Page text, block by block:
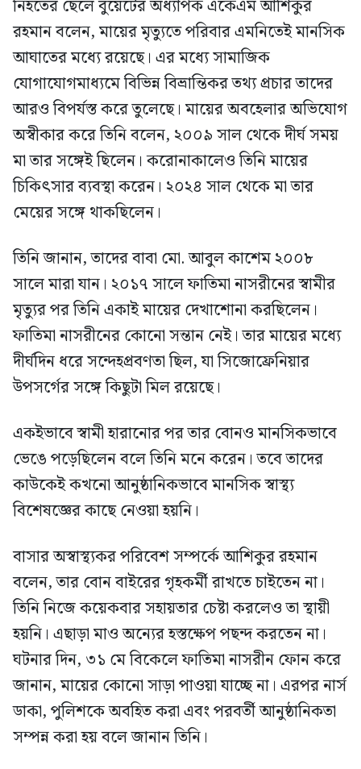
নিহতের ছেলে বুয়েটের অধ্যাপক একেএম আশিকুর
রহমান বলেন, মায়ের মৃত্যুতে পরিবার এমনিতেই মানসিক
আঘাতের মধ্যে রয়েছে। এর মধ্যে সামাজিক
যোগাযোগমাধ্যমে বিভিন্ন বিভ্রান্তিকর তথ্য প্রচার তাদের
আরও বিপর্যস্ত করে তুলেছে। মায়ের অবহেলার অভিযোগ
অস্বীকার করে তিনি বলেন, ২০০৯ সাল থেকে দীর্ঘ সময়
মা তার সঙ্গেই ছিলেন। করোনাকালেও তিনি মায়ের
চিকিৎসার ব্যবস্থা করেন। ২০২৪ সাল থেকে মা তার
মেয়ের সঙ্গে থাকছিলেন।
তিনি জানান, তাদের বাবা মো. আবুল কাশেম ২০০৮
সালে মারা যান। ২০১৭ সালে ফাতিমা নাসরীনের স্বামীর
মৃত্যুর পর তিনি একাই মায়ের দেখাশোনা করছিলেন।
ফাতিমা নাসরীনের কোনো সন্তান নেই। তার মায়ের মধ্যে
দীর্ঘদিন ধরে সন্দেহপ্রবণতা ছিল, যা সিজোফ্রেনিয়ার
উপসর্গের সঙ্গে কিছুটা মিল রয়েছে।
একইভাবে স্বামী হারানোর পর তার বোনও মানসিকভাবে
ভেঙে পড়েছিলেন বলে তিনি মনে করেন। তবে তাদের
কাউকেই কখনো আনুষ্ঠানিকভাবে মানসিক স্বাস্থ্য
বিশেষজ্ঞের কাছে নেওয়া হয়নি।
বাসার অস্বাস্থ্যকর পরিবেশ সম্পর্কে আশিকুর রহমান
বলেন, তার বোন বাইরের গৃহকর্মী রাখতে চাইতেন না।
তিনি নিজে কয়েকবার সহায়তার চেষ্টা করলেও তা স্থায়ী
হয়নি। এছাড়া মাও অন্যের হস্তক্ষেপ পছন্দ করতেন না।
ঘটনার দিন, ৩১ মে বিকেলে ফাতিমা নাসরীন ফোন করে
জানান, মায়ের কোনো সাড়া পাওয়া যাচ্ছে না। এরপর নার্স
ডাকা, পুলিশকে অবহিত করা এবং পরবর্তী আনুষ্ঠানিকতা
সম্পন্ন করা হয় বলে জানান তিনি।